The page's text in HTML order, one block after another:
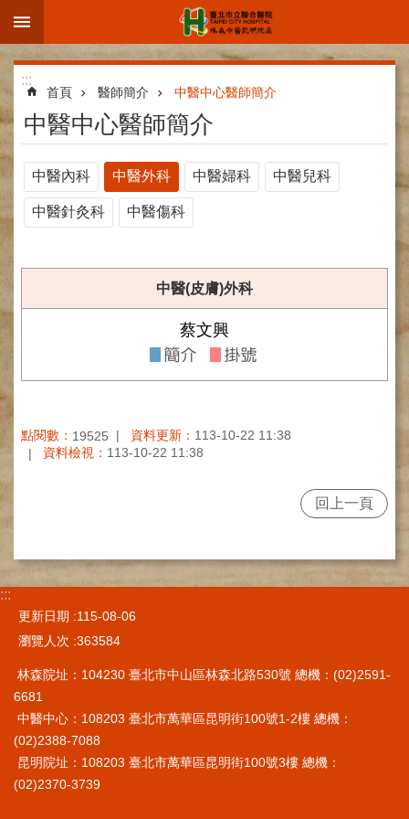
跳到主要內容區塊
進
階
搜
尋
院
路
南
灣
中
醫
國
際
交
流
訓
練
中
:::
首頁 醫師簡介 中醫中心醫師簡介
中醫中心醫師簡介
中醫內科 中醫外科 中醫婦科 中醫兒科
中醫針灸科 中醫傷科
中醫(皮膚)外科
蔡文興
點閱數： 19525 資料更新： 113-10-22 11:38
資料檢視： 113-10-22 11:38
回上一頁
:::
更新日期
115-08-06
瀏覽人次 363584
林森院址：104230 臺北市中山區林森北路530號 總機：(02)2591-
6681
中醫中心：108203 臺北市萬華區昆明街100號1-2樓 總機：
(02)2388-7088
昆明院址：108203 臺北市萬華區昆明街100號3樓 總機：
(02)2370-3739